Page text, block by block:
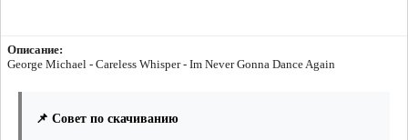
Описание:
George Michael - Careless Whisper - Im Never Gonna Dance Again
📌 Совет по скачиванию